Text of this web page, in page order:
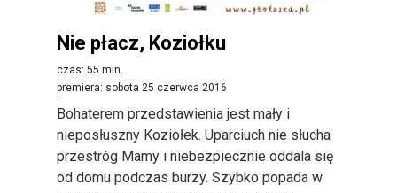
Nie płacz, Koziołku
czas: 55 min.
premiera: sobota 25 czerwca 2016
Bohaterem przedstawienia jest mały i
nieposłuszny Koziołek. Uparciuch nie słucha
przestróg Mamy i niebezpiecznie oddala się
od domu podczas burzy. Szybko popada w